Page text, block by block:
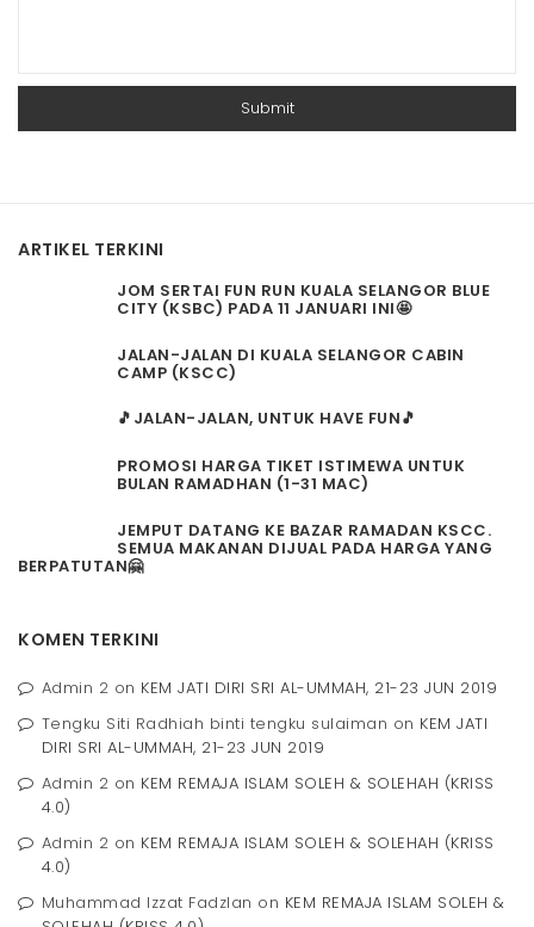
ARTIKEL TERKINI
JOM SERTAI FUN RUN KUALA SELANGOR BLUE
CITY (KSBC) PADA 11 JANUARI INI🤩
JALAN-JALAN DI KUALA SELANGOR CABIN
CAMP (KSCC)
🎵JALAN-JALAN, UNTUK HAVE FUN🎵
PROMOSI HARGA TIKET ISTIMEWA UNTUK
BULAN RAMADHAN (1-31 MAC)
JEMPUT DATANG KE BAZAR RAMADAN KSCC.
SEMUA MAKANAN DIJUAL PADA HARGA YANG
BERPATUTAN🤗
KOMEN TERKINI
Admin 2 on KEM JATI DIRI SRI AL-UMMAH, 21-23 JUN 2019
Tengku Siti Radhiah binti tengku sulaiman on KEM JATI
DIRI SRI AL-UMMAH, 21-23 JUN 2019
Admin 2 on KEM REMAJA ISLAM SOLEH & SOLEHAH (KRISS
4.0)
Admin 2 on KEM REMAJA ISLAM SOLEH & SOLEHAH (KRISS
4.0)
Muhammad Izzat Fadzlan on KEM REMAJA ISLAM SOLEH &